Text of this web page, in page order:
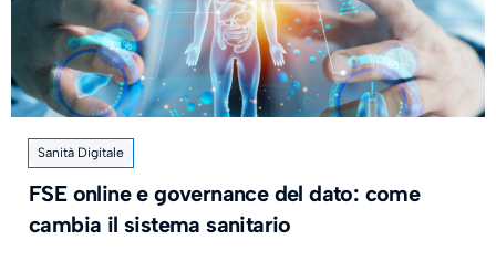
Sanità Digitale
FSE online e governance del dato: come
cambia il sistema sanitario